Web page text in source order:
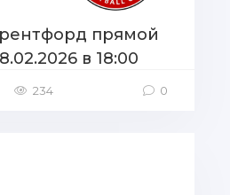
прямой
в 18:00
234 0